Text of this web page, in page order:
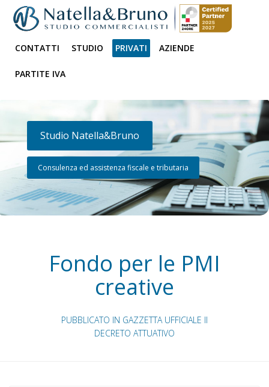
CONTATTI STUDIO PRIVATI AZIENDE
PARTITE IVA
Studio Natella&Bruno
Consulenza ed assistenza fiscale e tributaria
Fondo per le PMI
creative
PUBBLICATO IN GAZZETTA UFFICIALE II
DECRETO ATTUATIVO